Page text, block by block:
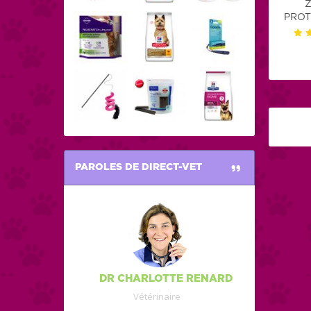
PAROLES DE DIRECT-VET
DR CHARLOTTE RENARD
Vétérinaire